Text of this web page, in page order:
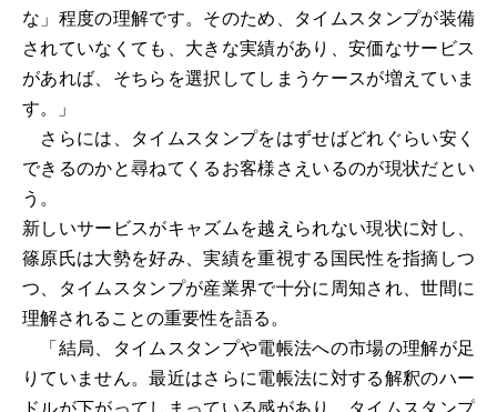
な」程度の理解です。そのため、タイムスタンプが装備
されていなくても、大きな実績があり、安価なサービス
があれば、そちらを選択してしまうケースが増えていま
す。」
さらには、タイムスタンプをはずせばどれぐらい安く
できるのかと尋ねてくるお客様さえいるのが現状だとい
う。
新しいサービスがキャズムを越えられない現状に対し、
篠原氏は大勢を好み、実績を重視する国民性を指摘しつ
つ、タイムスタンプが産業界で十分に周知され、世間に
理解されることの重要性を語る。
「結局、タイムスタンプや電帳法への市場の理解が足
りていません。最近はさらに電帳法に対する解釈のハー